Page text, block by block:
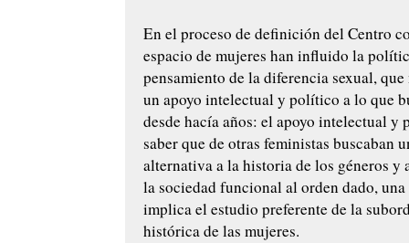
En el proceso de definición del Centro
espacio de mujeres han influido la
pensamiento de la diferencia sexual, que
un apoyo intelectual y político a lo que
desde hacía años: el apoyo intelectual y
saber que de otras feministas buscaban
alternativa a la historia de los géneros y
la sociedad funcional al orden dado,
implica el estudio preferente de la
histórica de las mujeres.